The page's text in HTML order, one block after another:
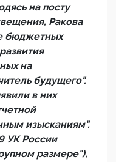
на посту
Ракова
бюджетных
на
будущего".
в них
изысканиям".
УК России
размере"),